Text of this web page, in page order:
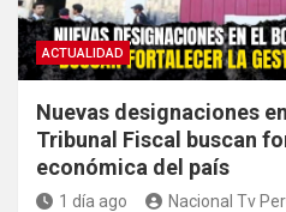
ACTUALIDAD
Nuevas designaciones
Tribunal Fiscal buscan
económica del país
1 día ago Nacional Tv